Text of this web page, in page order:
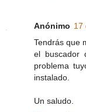
Anónimo 17
Tendrás que
el buscador
problema
instalado.
Un saludo.